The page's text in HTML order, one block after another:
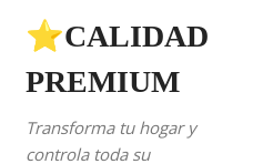
⭐CALIDAD
PREMIUM
Transforma tu hogar y
controla toda su